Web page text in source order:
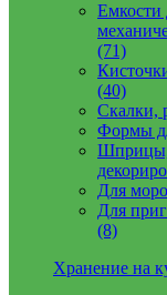
Емкости
(71)
(40)
Скалки,
Формы
Шприцы,
Для
Для
(8)
Хранение на